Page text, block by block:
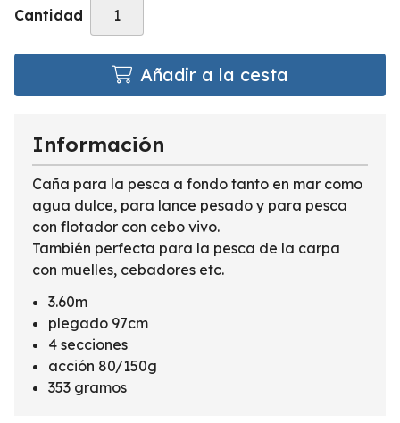
Cantidad
Añadir a la cesta
Información
Caña para la pesca a fondo tanto en mar como
agua dulce, para lance pesado y para pesca
con flotador con cebo vivo.
También perfecta para la pesca de la carpa
con muelles, cebadores etc.
3.60m
plegado 97cm
4 secciones
acción 80/150g
353 gramos